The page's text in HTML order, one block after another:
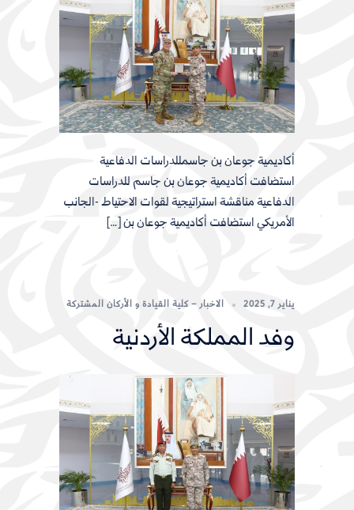
أكاديمية جوعان بن جاسمللدراسات الدفاعية
استضافت أكاديمية جوعان بن جاسم للدراسات
الدفاعية مناقشة استراتيجية لقوات الاحتياط -الجانب
الأمريكي استضافت أكاديمية جوعان بن […]
يناير 7, 2025 الاخبار – كلية القيادة و الأركان المشتركة
وفد المملكة الأردنية